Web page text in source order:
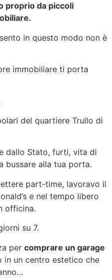
proprio da piccoli
in questo modo non è
immobiliare ti porta
del quartiere Trullo di
dallo Stato, furti, vita di
bussare alla tua porta.
part-time, lavoravo il
e nel tempo libero
officina.
su 7.
per comprare un garage
in un centro estetico che